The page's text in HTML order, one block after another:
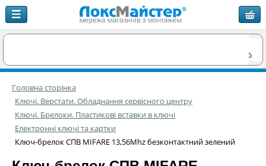
Головна сторінка
Ключі. Верстати. Обладнання сервісного центру
Ключі. Брелоки. Пластикові вставки в ключі
Електронні ключі та картки
Ключ-брелок СПВ MIFARE 13,56Mhz безконтактний зелений